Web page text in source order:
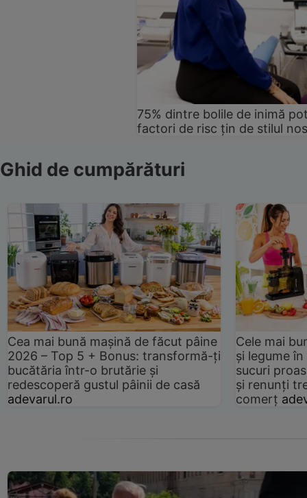
75% dintre bolile de inimă
factori de risc țin de stilul
Ghid de cumpărături
Cea mai bună mașină de făcut pâine
2026 – Top 5 + Bonus: transformă-ți
bucătăria într-o brutărie și
redescoperă gustul pâinii de casă
adevarul.ro
Cele mai
și legume
sucuri
și renunți
comerț